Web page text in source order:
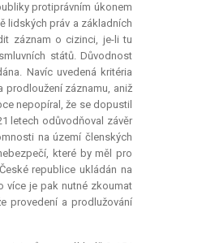
protiprávním úkonem
lidských práv a základních
záznam o cizinci, je-li tu
států. Důvodnost
Navíc uvedená kritéria
prodloužení záznamu, aniž
nepopíral, že se dopustil
letech odůvodňoval závěr
na území členských
které by měl pro
republice ukládán na
více je pak nutné zkoumat
provedení a prodlužování